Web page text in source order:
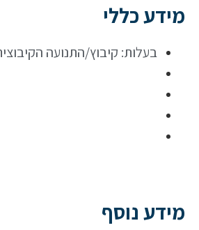
מידע כללי
בעלות: קיבוץ/התנועה
מידע נוסף